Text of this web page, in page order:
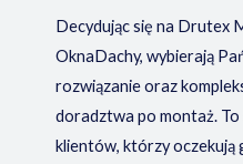
Decydując się na Drutex
OknaDachy, wybierają
rozwiązanie oraz
doradztwa po montaż.
klientów, którzy oczekują